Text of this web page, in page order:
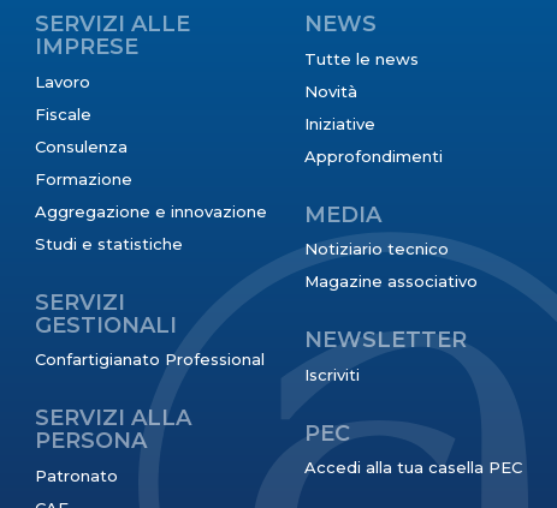
SERVIZI ALLE
IMPRESE
Lavoro
Fiscale
Consulenza
Formazione
Aggregazione e innovazione
Studi e statistiche
SERVIZI
GESTIONALI
Confartigianato Professional
SERVIZI ALLA
PERSONA
Patronato
NEWS
Tutte le news
Novità
Iniziative
Approfondimenti
MEDIA
Notiziario tecnico
Magazine associativo
NEWSLETTER
Iscriviti
PEC
Accedi alla tua casella PEC